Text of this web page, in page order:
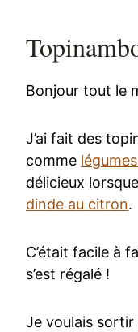
Bonjour tout le
J’ai fait des
comme
délicieux
dinde au citron.
C’était facile à
s’est régalé !
Je voulais